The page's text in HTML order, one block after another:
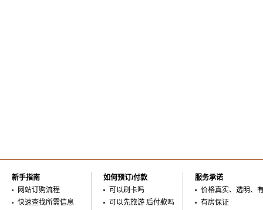
新手指南
网站订购流程
快速查找所需信息
如何预订/付款
可以刷卡吗
可以先旅游 后付款吗
服务承诺
价格真实、透明、
有房保证